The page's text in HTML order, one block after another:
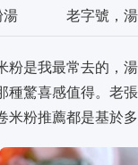
湯 老字號，
粉是我最常去的，
種驚喜感值得。老
米粉推薦都是基於